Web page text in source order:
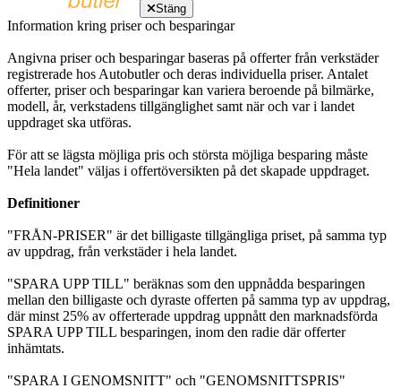
Stäng
Information kring priser och besparingar
Angivna priser och besparingar baseras på offerter från verkstäder
registrerade hos Autobutler och deras individuella priser. Antalet
offerter, priser och besparingar kan variera beroende på bilmärke,
modell, år, verkstadens tillgänglighet samt när och var i landet
uppdraget ska utföras.
För att se lägsta möjliga pris och största möjliga besparing måste
"Hela landet" väljas i offertöversikten på det skapade uppdraget.
Definitioner
"FRÅN-PRISER" är det billigaste tillgängliga priset, på samma typ
av uppdrag, från verkstäder i hela landet.
"SPARA UPP TILL" beräknas som den uppnådda besparingen
mellan den billigaste och dyraste offerten på samma typ av uppdrag,
där minst 25% av offerterade uppdrag uppnått den marknadsförda
SPARA UPP TILL besparingen, inom den radie där offerter
inhämtats.
"SPARA I GENOMSNITT" och "GENOMSNITTSPRIS"